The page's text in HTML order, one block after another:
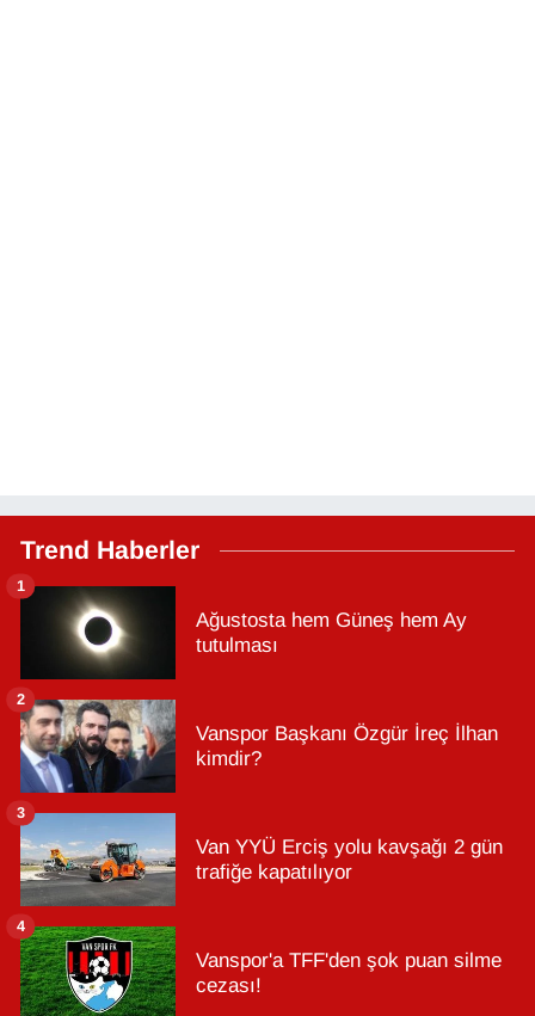
Trend Haberler
Ağustosta hem Güneş hem Ay
tutulması
1
Vanspor Başkanı Özgür İreç İlhan
kimdir?
2
Van YYÜ Erciş yolu kavşağı 2 gün
trafiğe kapatılıyor
3
Vanspor'a TFF'den şok puan silme
cezası!
4